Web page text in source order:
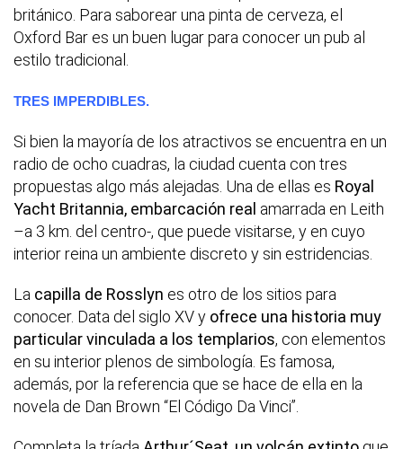
británico. Para saborear una pinta de cerveza, el
Oxford Bar es un buen lugar para conocer un pub al
estilo tradicional.
TRES IMPERDIBLES.
Si bien la mayoría de los atractivos se encuentra en un
radio de ocho cuadras, la ciudad cuenta con tres
propuestas algo más alejadas. Una de ellas es Royal
Yacht Britannia, embarcación real amarrada en Leith
–a 3 km. del centro-, que puede visitarse, y en cuyo
interior reina un ambiente discreto y sin estridencias.
La capilla de Rosslyn es otro de los sitios para
conocer. Data del siglo XV y ofrece una historia muy
particular vinculada a los templarios, con elementos
en su interior plenos de simbología. Es famosa,
además, por la referencia que se hace de ella en la
novela de Dan Brown “El Código Da Vinci”.